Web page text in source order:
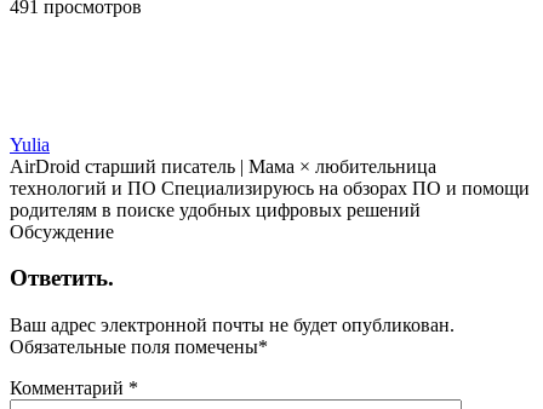
491 просмотров
Yulia
AirDroid старший писатель | Мама × любительница
технологий и ПО Специализируюсь на обзорах ПО и помощи
родителям в поиске удобных цифровых решений
Обсуждение
Ответить.
Ваш адрес электронной почты не будет опубликован.
Обязательные поля помечены*
Комментарий *